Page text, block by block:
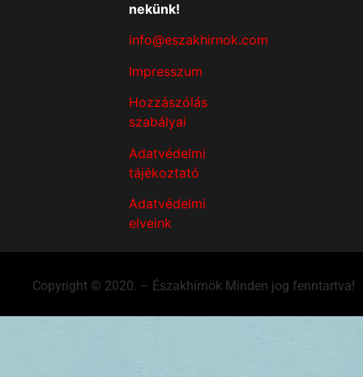
nekünk!
info@eszakhirnok.com
Impresszum
Hozzászólás
szabályai
Adatvédelmi
tájékoztató
Adatvédelmi
elveink
Copyright © 2020. – Északhírnök Minden jog fenntartva!